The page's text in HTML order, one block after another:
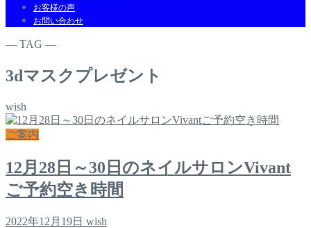
お客様の声
お問い合わせ
― TAG ―
3dマスクプレゼント
wish
ご案内
12月28日～30日のネイルサロンVivant
ご予約空き時間
2022年12月19日 wish